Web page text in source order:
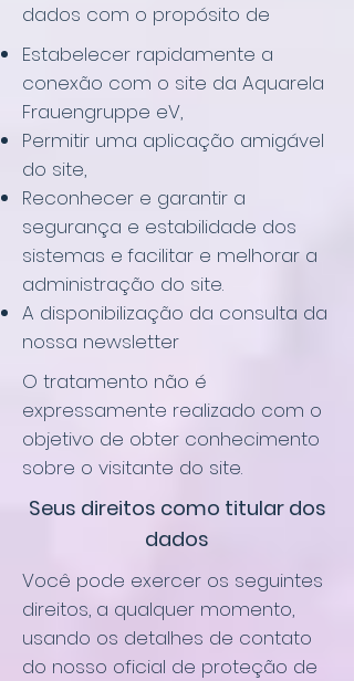
dados com o propósito de
Estabelecer rapidamente a
conexão com o site da Aquarela
Frauengruppe eV,
Permitir uma aplicação amigável
do site,
Reconhecer e garantir a
segurança e estabilidade dos
sistemas e facilitar e melhorar a
administração do site.
A disponibilização da consulta da
nossa newsletter
O tratamento não é
expressamente realizado com o
objetivo de obter conhecimento
sobre o visitante do site.
Seus direitos como titular dos
dados
Você pode exercer os seguintes
direitos, a qualquer momento,
usando os detalhes de contato
do nosso oficial de proteção de